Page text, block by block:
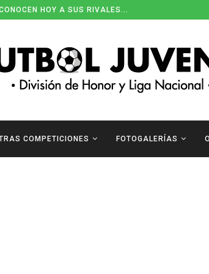
HOY A SUS RIVALES...
COMPETICIONES FOTOGALERÍAS